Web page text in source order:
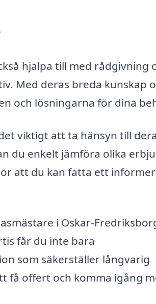
hjälpa till med rådgivning
Med deras breda kunskap
och lösningarna för dina
viktigt att ta hänsyn till
du enkelt jämföra olika
att du kan fatta ett
i Oskar-
får du inte bara
som säkerställer långvarig
få offert och komma igång